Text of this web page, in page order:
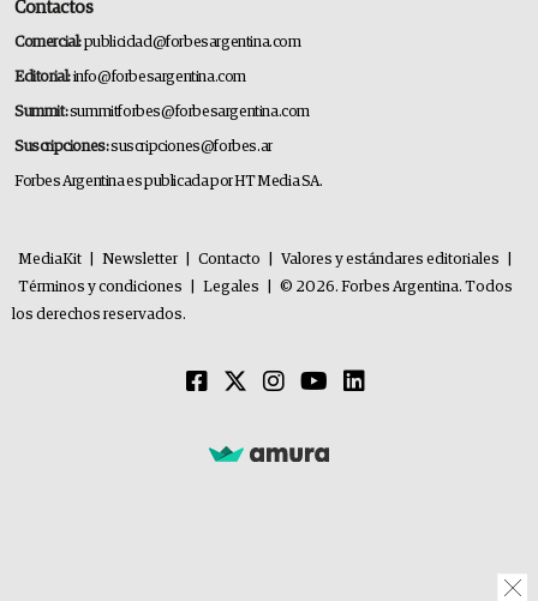
Contactos
Comercial:publicidad@forbesargentina.com
Editorial:info@forbesargentina.com
Summit:summitforbes@forbesargentina.com
Suscripciones:suscripciones@forbes.ar
Forbes Argentina es publicada por HT Media SA.
MediaKit Newsletter Contacto Valores y estándares editoriales
Términos y condiciones
Legales
© 2026. Forbes Argentina. Todos
los derechos reservados.